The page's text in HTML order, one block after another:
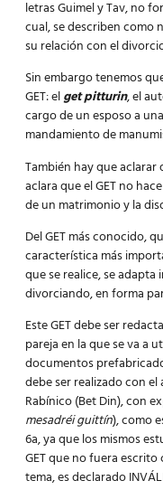
letras Guimel y Tav, no
cual, se describen como
su relación con el
Sin embargo tenemos
GET: elget pitturin, el
cargo de un esposo a
mandamiento de
También hay que
aclara que el GET no
de un matrimonio y la
Del GET más conocido,
característica más
que se realice, se
divorciando, en forma
Este GET debe ser
pareja en la que se va a
documentos
debe ser realizado con
Rabínico (Bet Din), con
mesadréi guittín), como
6a, ya que los mismos
GET que no fuera
tema, es declarado